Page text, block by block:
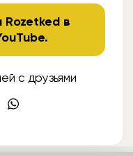
в
.
с друзьями